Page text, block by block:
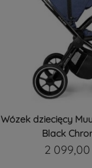
Wózek dziecięcy
Black
2 099,00